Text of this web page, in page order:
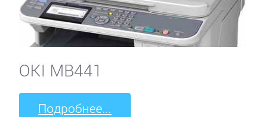
OKI MB441
Подробнее...